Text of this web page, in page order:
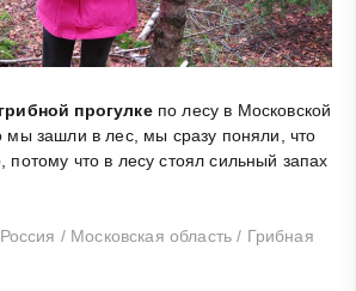
грибной прогулкепо лесу в Московской
мы зашли в лес, мы сразу поняли, что
потому что в лесу стоял сильный запах
Россия / Московская область / Грибная